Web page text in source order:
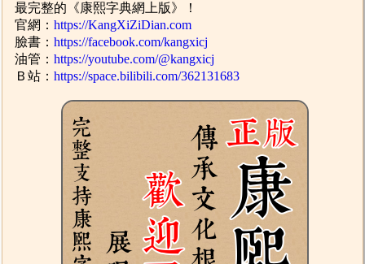
最完整的《康熙字典網上版》！
官網：https://KangXiZiDian.com
臉書：https://facebook.com/kangxicj
油管：https://youtube.com/@kangxicj
Ｂ站：https://space.bilibili.com/362131683